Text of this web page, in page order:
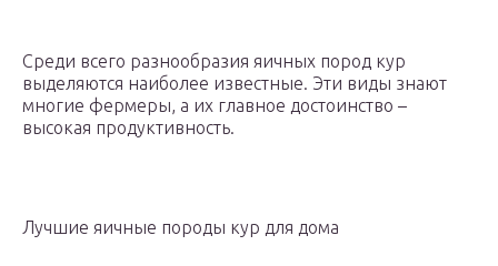
Среди всего разнообразия яичных пород кур
выделяются наиболее известные. Эти виды знают
многие фермеры, а их главное достоинство –
высокая продуктивность.
Лучшие яичные породы кур для дома